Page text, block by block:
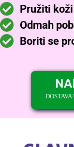
Pružiti
Odmah
Boriti se